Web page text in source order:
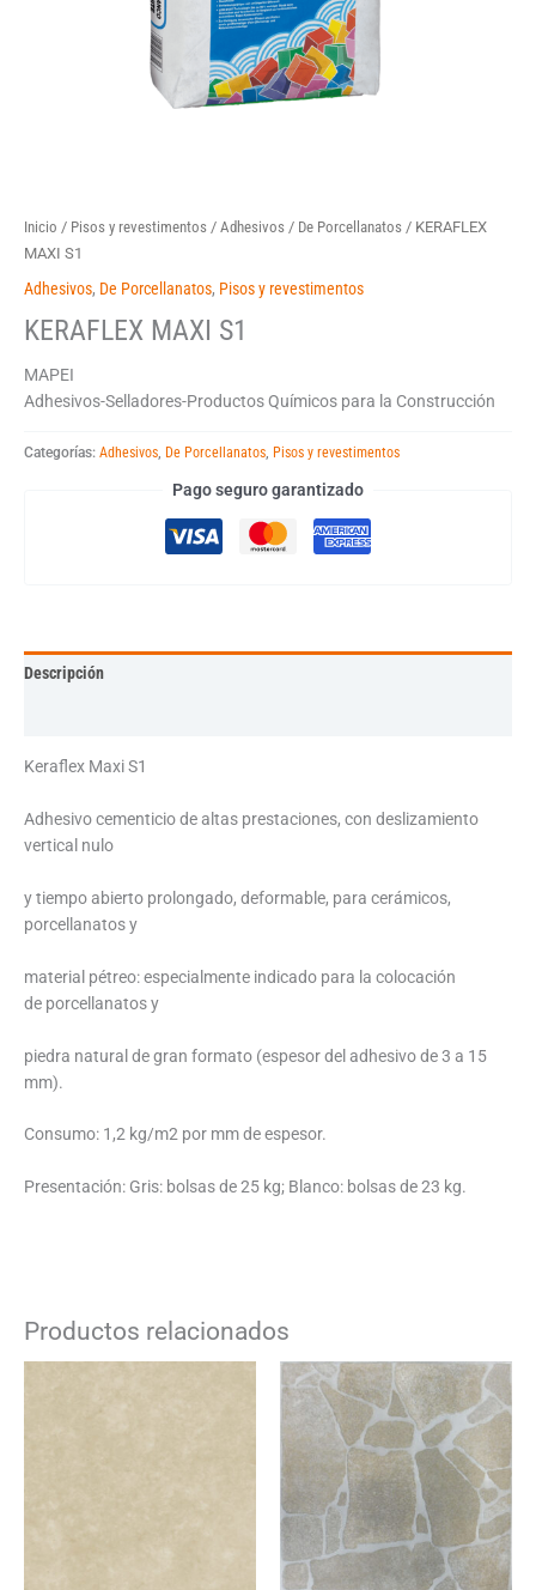
Inicio / Pisos y revestimentos / Adhesivos / De Porcellanatos / KERAFLEX
MAXI S1
Adhesivos, De Porcellanatos, Pisos y revestimentos
KERAFLEX MAXI S1
MAPEI
Adhesivos-Selladores-Productos Químicos para la Construcción
Categorías: Adhesivos De Porcellanatos Pisos y revestimentos
Pago seguro garantizado
Descripción
Keraflex Maxi S1
Adhesivo cementicio de altas prestaciones, con deslizamiento
vertical nulo
y tiempo abierto prolongado, deformable, para cerámicos,
porcellanatos y
material pétreo: especialmente indicado para la colocación
de porcellanatos y
piedra natural de gran formato (espesor del adhesivo de 3 a 15
mm).
Consumo: 1,2 kg/m2 por mm de espesor.
Presentación: Gris: bolsas de 25 kg; Blanco: bolsas de 23 kg.
Productos relacionados